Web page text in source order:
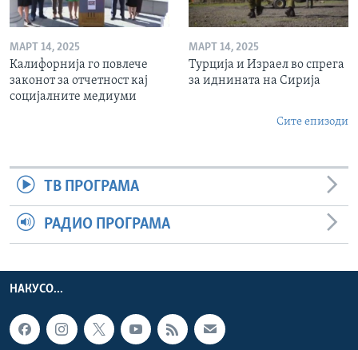
МАРТ 14, 2025
Калифорнија го повлече
законот за отчетност кај
социјалните медиуми
МАРТ 14, 2025
Турција и Израел во спрега
за иднината на Сирија
Сите епизоди
ТВ ПРОГРАМА
РАДИО ПРОГРАМА
НАКУСО...